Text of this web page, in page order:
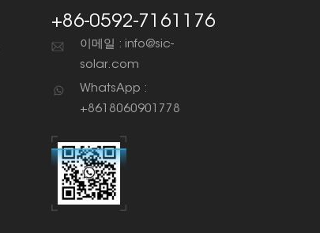
+86-0592-7161176
이메일 : info@sic-
solar.com
WhatsApp :
+8618060901778